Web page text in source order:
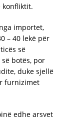
konfliktit.
importet,
– 40 lekë për
së
botës, por
duke sjellë
furnizimet
edhe arsyet